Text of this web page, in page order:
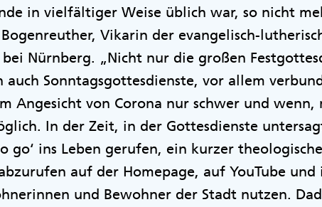
in vielfältiger Weise üblich war, so nicht
Vikarin der evangelisch-
Nürnberg. „Nicht nur die großen
auch Sonntagsgottesdienste, vor allem
Angesicht von Corona nur schwer und
In der Zeit, in der Gottesdienste
go‘ ins Leben gerufen, ein kurzer
auf der Homepage, auf YouTube und
und Bewohner der Stadt nutzen.